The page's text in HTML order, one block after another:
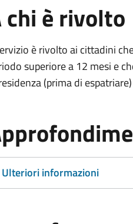
chi è rivolto
è rivolto ai cittadini
superiore a 12 mesi e
(prima di
Ulteriori informazioni